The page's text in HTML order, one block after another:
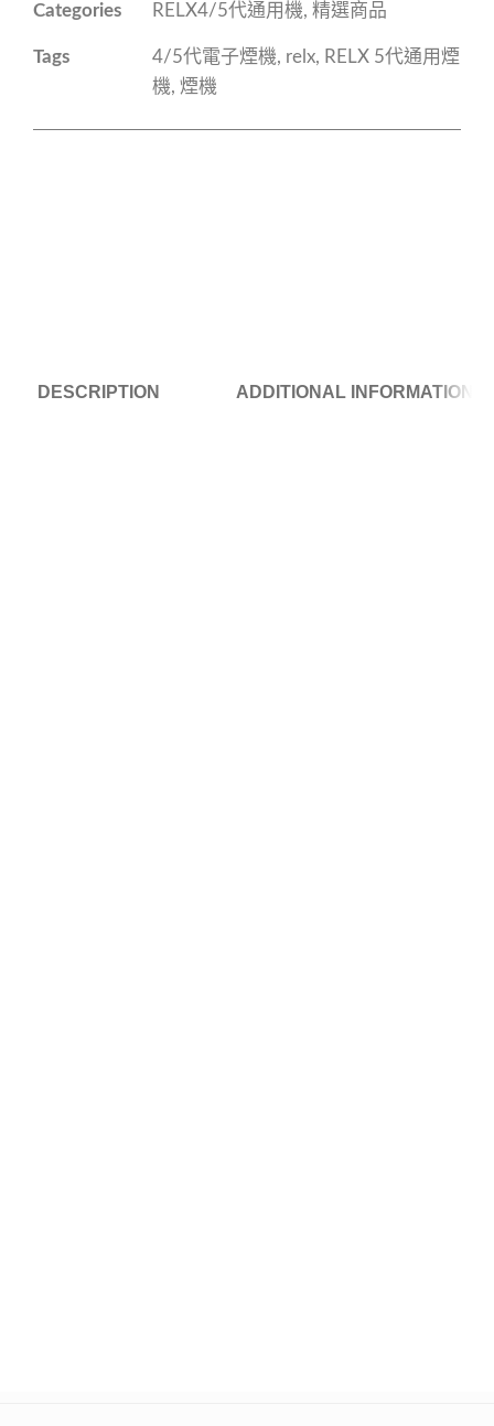
Categories RELX4/5代通用機, 精選商品
Tags 4/5代電子煙機, relx, RELX 5代通用煙
機, 煙機
DESCRIPTION ADDITIONAL INFORMATION